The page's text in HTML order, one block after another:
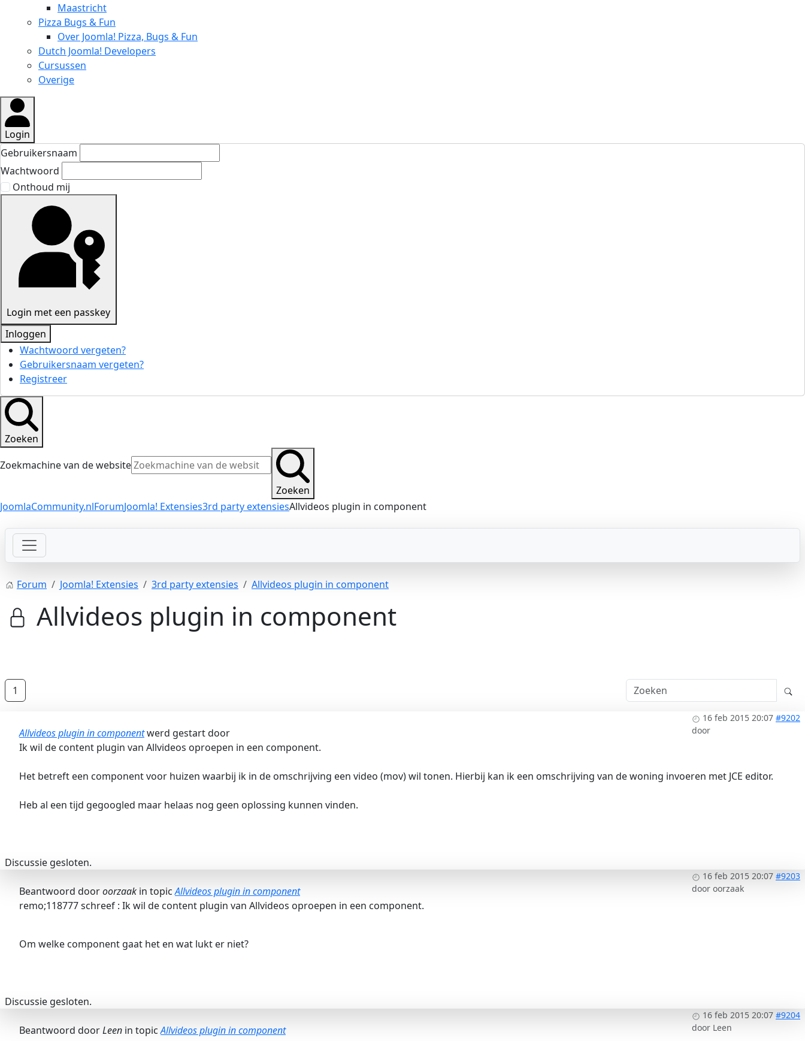
Maastricht
Pizza Bugs & Fun
Over Joomla! Pizza, Bugs & Fun
Dutch Joomla! Developers
Cursussen
Overige
Login
Gebruikersnaam
Wachtwoord
Onthoud mij
Login met een passkey
Inloggen
Wachtwoord vergeten?
Gebruikersnaam vergeten?
Registreer
Zoeken
Zoekmachine van de website
Zoeken
JoomlaCommunity.nlForumJoomla! Extensies3rd party extensiesAllvideos plugin in component
Forum Joomla! Extensies 3rd party extensies Allvideos plugin in component
Allvideos plugin in component
1
16 feb 2015 20:07 #9202
door
Allvideos plugin in componentwerd gestart door
Ik wil de content plugin van Allvideos oproepen in een component.
Het betreft een component voor huizen waarbij ik in de omschrijving een video (mov) wil tonen. Hierbij kan ik een omschrijving van de woning invoeren met JCE editor.
Heb al een tijd gegoogled maar helaas nog geen oplossing kunnen vinden.
Discussie gesloten.
16 feb 2015 20:07 #9203
door oorzaak
Beantwoord dooroorzaakin topicAllvideos plugin in component
remo;118777 schreef : Ik wil de content plugin van Allvideos oproepen in een component.
Om welke component gaat het en wat lukt er niet?
Discussie gesloten.
16 feb 2015 20:07 #9204
door Leen
Beantwoord doorLeen in topicAllvideos plugin in component